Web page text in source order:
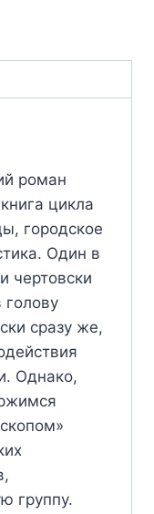
роман
цикла
городское
Один в
чертовски
сразу же,
Однако,
группу.